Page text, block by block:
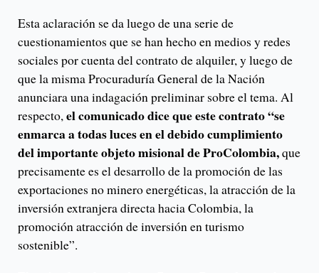
Esta aclaración se da luego de una serie de
cuestionamientos que se han hecho en medios y redes
sociales por cuenta del contrato de alquiler, y luego de
que la misma Procuraduría General de la Nación
anunciara una indagación preliminar sobre el tema. Al
respecto,el comunicado dice que este contrato “se
enmarca a todas luces en el debido cumplimiento
del importante objeto misional de ProColombia,que
precisamente es el desarrollo de la promoción de las
exportaciones no minero energéticas, la atracción de la
inversión extranjera directa hacia Colombia, la
promoción atracción de inversión en turismo
sostenible”.